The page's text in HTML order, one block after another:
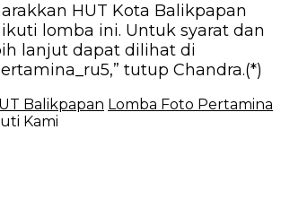
HUT Kota Balikpapan
lomba ini. Untuk syarat dan
lanjut dapat dilihat di
tutup Chandra.(*)
Balikpapan Lomba Foto Pertamina
Kami